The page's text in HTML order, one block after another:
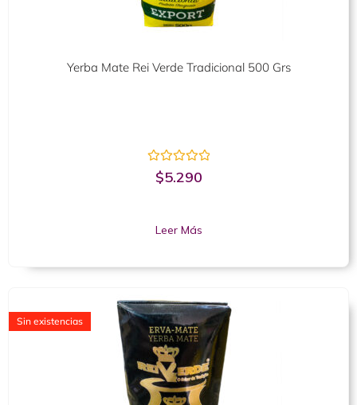
Yerba Mate Rei Verde Tradicional 500 Grs
Valorado
con
$5.290
Leer Más
Sin existencias